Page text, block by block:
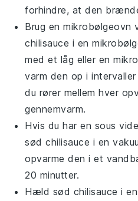
forhindre, at den
Brug en
chilisauce i en
med et låg eller en
varm den op i
du rører mellem hver
gennemvarm.
Hvis du har en sous
sød chilisauce i en
opvarme den i et
20 minutter.
Hæld sød chilisauce i